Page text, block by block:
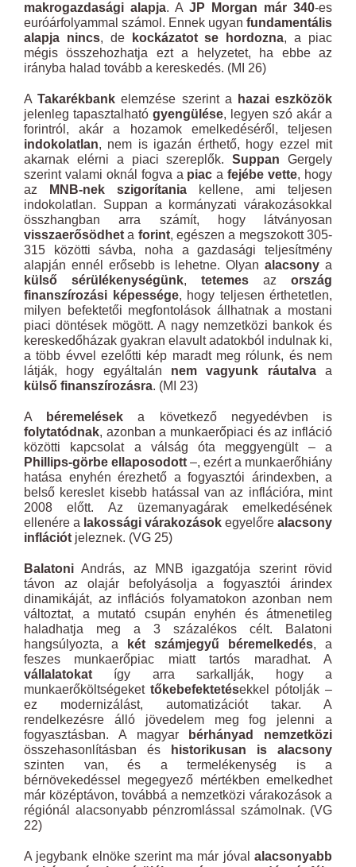
makrogazdasági alapja. A JP Morgan már 340-es
euróárfolyammal számol. Ennek ugyan fundamentális
alapja nincs, de kockázatot se hordozna, a piac
mégis összehozhatja ezt a helyzetet, ha ebbe az
irányba halad tovább a kereskedés. (MI 26)
ATakarékbank elemzése szerint a
hazai eszközök
jelenleg tapasztalható gyengülése, legyen szó akár a
forintról, akár a hozamok emelkedéséről, teljesen
indokolatlan, nem is igazán érthető, hogy ezzel mit
akarnak elérni a piaci szereplők.Suppan Gergely
szerint valami oknál fogva a piac afejébe vette, hogy
az
MNB-nek szigorítania kellene, ami teljesen
indokolatlan. Suppan a kormányzati várakozásokkal
összhangban arra számít, hogy látványosan
visszaerősödhet a forint, egészen a megszokott 305-
315 közötti sávba, noha a gazdasági teljesítmény
alapján ennél erősebb is lehetne. Olyanalacsony a
külső sérülékenységünk, tetemes az ország
finanszírozási képessége, hogy teljesen érthetetlen,
milyen befektetői megfontolások állhatnak a mostani
piaci döntések mögött. A nagy nemzetközi bankok és
kereskedőházak gyakran elavult adatokból indulnak ki,
a több évvel ezelőtti kép maradt meg rólunk, és nem
látják, hogy egyáltalán nem vagyunk ráutalvaa
külső finanszírozásra. (MI 23)
A béremelések a következő negyedévben is
folytatódnak, azonban a munkaerőpiaci és az infláció
közötti kapcsolat a válság óta meggyengült – a
Phillips-görbe ellaposodott –, ezért a munkaerőhiány
hatása enyhén érezhető a fogyasztói árindexben, a
belső kereslet kisebb hatással van az inflációra, mint
2008 előtt. Az üzemanyagárak emelkedésének
ellenére a lakossági várakozások egyelőre alacsony
inflációt jeleznek. (VG 25)
Balatoni András, az MNB igazgatója szerint rövid
távon az olajár befolyásolja a fogyasztói árindex
dinamikáját, az inflációs folyamatokon azonban nem
változtat, a mutató csupán enyhén és átmenetileg
haladhatja meg a 3 százalékos célt. Balatoni
hangsúlyozta, a
két számjegyű béremelkedés, a
feszes munkaerőpiac miatt tartós maradhat. A
vállalatokat így arra sarkallják, hogy a
munkaerőköltségeket tőkebefektetésekkel pótolják –
ez modernizálást, automatizációt takar. A
rendelkezésre álló jövedelem meg fog jelenni a
fogyasztásban. A magyar
bérhányad
nemzetközi
összehasonlításban és
historikusan is alacsony
szinten van, és a termelékenység is a
bérnövekedéssel megegyező mértékben emelkedhet
már középtávon, továbbá a nemzetközi várakozások a
régiónál alacsonyabb pénzromlással számolnak. (VG
22)
A jegybank elnöke szerint ma már jóval alacsonyabb